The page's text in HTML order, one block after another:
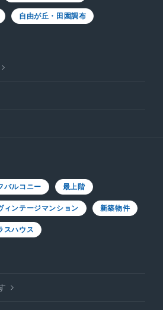
自由が丘・田園調布
バルコニー 最上階
ィンテージマンション 新築物件
スハウス